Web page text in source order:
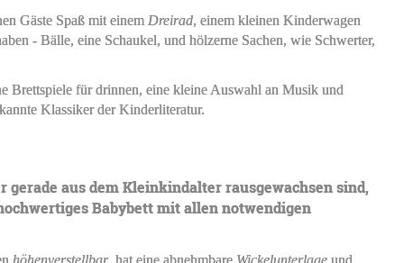
Gäste Spaß mit einem Dreirad, einem kleinen Kinderwagen
- Bälle, eine Schaukel, und hölzerne Sachen, wie Schwerter,
Brettspiele für drinnen, eine kleine Auswahl an Musik und
Klassiker der Kinderliteratur.
gerade aus dem Kleinkindalter rausgewachsen sind,
Babybett mit allen notwendigen
höhenverstellbar, hat eine abnehmbare Wickelunterlageund